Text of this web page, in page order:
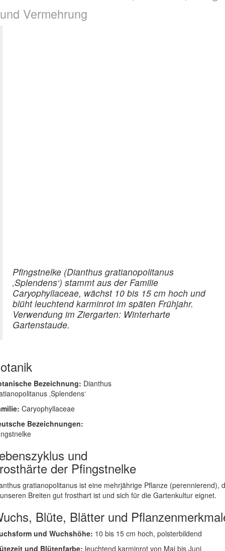
und Vermehrung
Pfingstnelke (Dianthus gratianopolitanus
‚Splendens‘) stammt aus der Familie
Caryophyllaceae, wächst 10 bis 15 cm hoch und
blüht leuchtend karminrot im späten Frühjahr.
Verwendung im Ziergarten: Winterharte
Gartenstaude.
Bezeichnung: Dianthus
‚Splendens‘
Caryophyllaceae
Bezeichnungen:
und
der Pfingstnelke
gratianopolitanus ist eine mehrjährige Pflanze (perennierend),
Breiten gut frosthart ist und sich für die Gartenkultur eignet.
Blüte, Blätter und
und Wuchshöhe: 10 bis 15 cm hoch, polsterbildend
und Blütenfarbe: leuchtend karminrot von Mai bis Juni